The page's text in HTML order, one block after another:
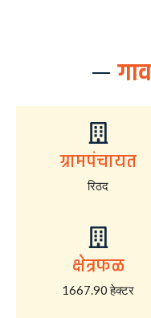
ग्रामपंचायत
रिठद
क्षेत्रफळ
1667.90 हेक्टर